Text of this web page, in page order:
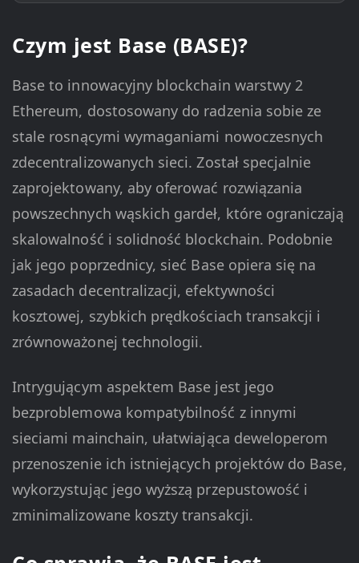
Czym jest Base (BASE)?
Base to innowacyjny blockchain warstwy 2
Ethereum, dostosowany do radzenia sobie ze
stale rosnącymi wymaganiami nowoczesnych
zdecentralizowanych sieci. Został specjalnie
zaprojektowany, aby oferować rozwiązania
powszechnych wąskich gardeł, które ograniczają
skalowalność i solidność blockchain. Podobnie
jak jego poprzednicy, sieć Base opiera się na
zasadach decentralizacji, efektywności
kosztowej, szybkich prędkościach transakcji i
zrównoważonej technologii.
Intrygującym aspektem Base jest jego
bezproblemowa kompatybilność z innymi
sieciami mainchain, ułatwiająca deweloperom
przenoszenie ich istniejących projektów do Base,
wykorzystując jego wyższą przepustowość i
zminimalizowane koszty transakcji.